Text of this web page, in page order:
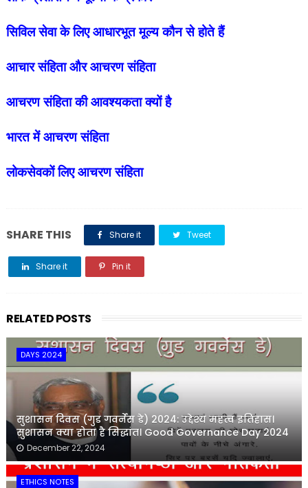
सिविल सेवा के लिए आधारभूत मूल्य कौन से होते हैं
आचार संहिता और आचरण संहिता
आचरण संहिता की आवश्यकता क्यों है
भारत में आचरण संहिता
लोकसेवकों लिए आचरण संहिता
SHARE THIS Share it Tweet
Share it Pin it
RELATED POSTS
DAYS 2024
सुशासन दिवस (गुड गवर्नेंस डे) 2024: उद्देश्य महत्व इतिहास।
सुशासन क्या होता है सिद्धांत। Good Governance Day 2024
December 22, 2024
ETHICS NOTES